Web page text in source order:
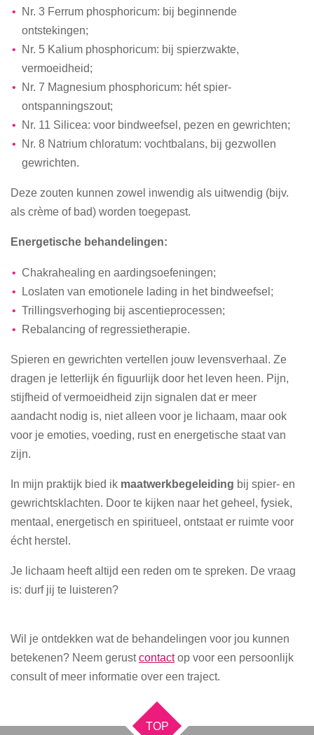
Nr. 3 Ferrum phosphoricum: bij beginnende
ontstekingen;
Nr. 5 Kalium phosphoricum: bij spierzwakte,
vermoeidheid;
Nr. 7 Magnesium phosphoricum: hét spier-
ontspanningszout;
Nr. 11 Silicea: voor bindweefsel, pezen en gewrichten;
Nr. 8 Natrium chloratum: vochtbalans, bij gezwollen
gewrichten.
Deze zouten kunnen zowel inwendig als uitwendig (bijv.
als crème of bad) worden toegepast.
Energetische behandelingen:
Chakrahealing en aardingsoefeningen;
Loslaten van emotionele lading in het bindweefsel;
Trillingsverhoging bij ascentieprocessen;
Rebalancing of regressietherapie.
Spieren en gewrichten vertellen jouw levensverhaal. Ze
dragen je letterlijk én figuurlijk door het leven heen. Pijn,
stijfheid of vermoeidheid zijn signalen dat er meer
aandacht nodig is, niet alleen voor je lichaam, maar ook
voor je emoties, voeding, rust en energetische staat van
zijn.
In mijn praktijk bied ik maatwerkbegeleiding bij spier- en
gewrichtsklachten. Door te kijken naar het geheel, fysiek,
mentaal, energetisch en spiritueel, ontstaat er ruimte voor
écht herstel.
Je lichaam heeft altijd een reden om te spreken. De vraag
is: durf jij te luisteren?
Wil je ontdekken wat de behandelingen voor jou kunnen
betekenen? Neem gerustcontactop voor een persoonlijk
consult of meer informatie over een traject.
TOP